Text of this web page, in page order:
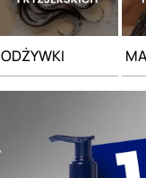
ODŻYWKI